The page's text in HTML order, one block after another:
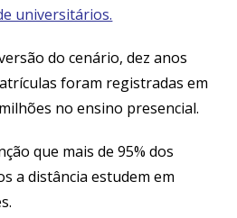
universitários.
do cenário, dez anos
foram registradas em
no ensino presencial.
que mais de 95% dos
a distância estudem em